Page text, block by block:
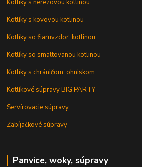
Kotlíky s nerezovou kotlinou
Kotlíky s kovovou kotlinou
Kotlíky so žiaruvzdor. kotlinou
Kotlíky so smaltovanou kotlinou
Kotlíky s chráničom, ohniskom
Kotlíkové súpravy BIG PARTY
Servírovacie súpravy
Zabíjačkové súpravy
Panvice, woky, súpravy